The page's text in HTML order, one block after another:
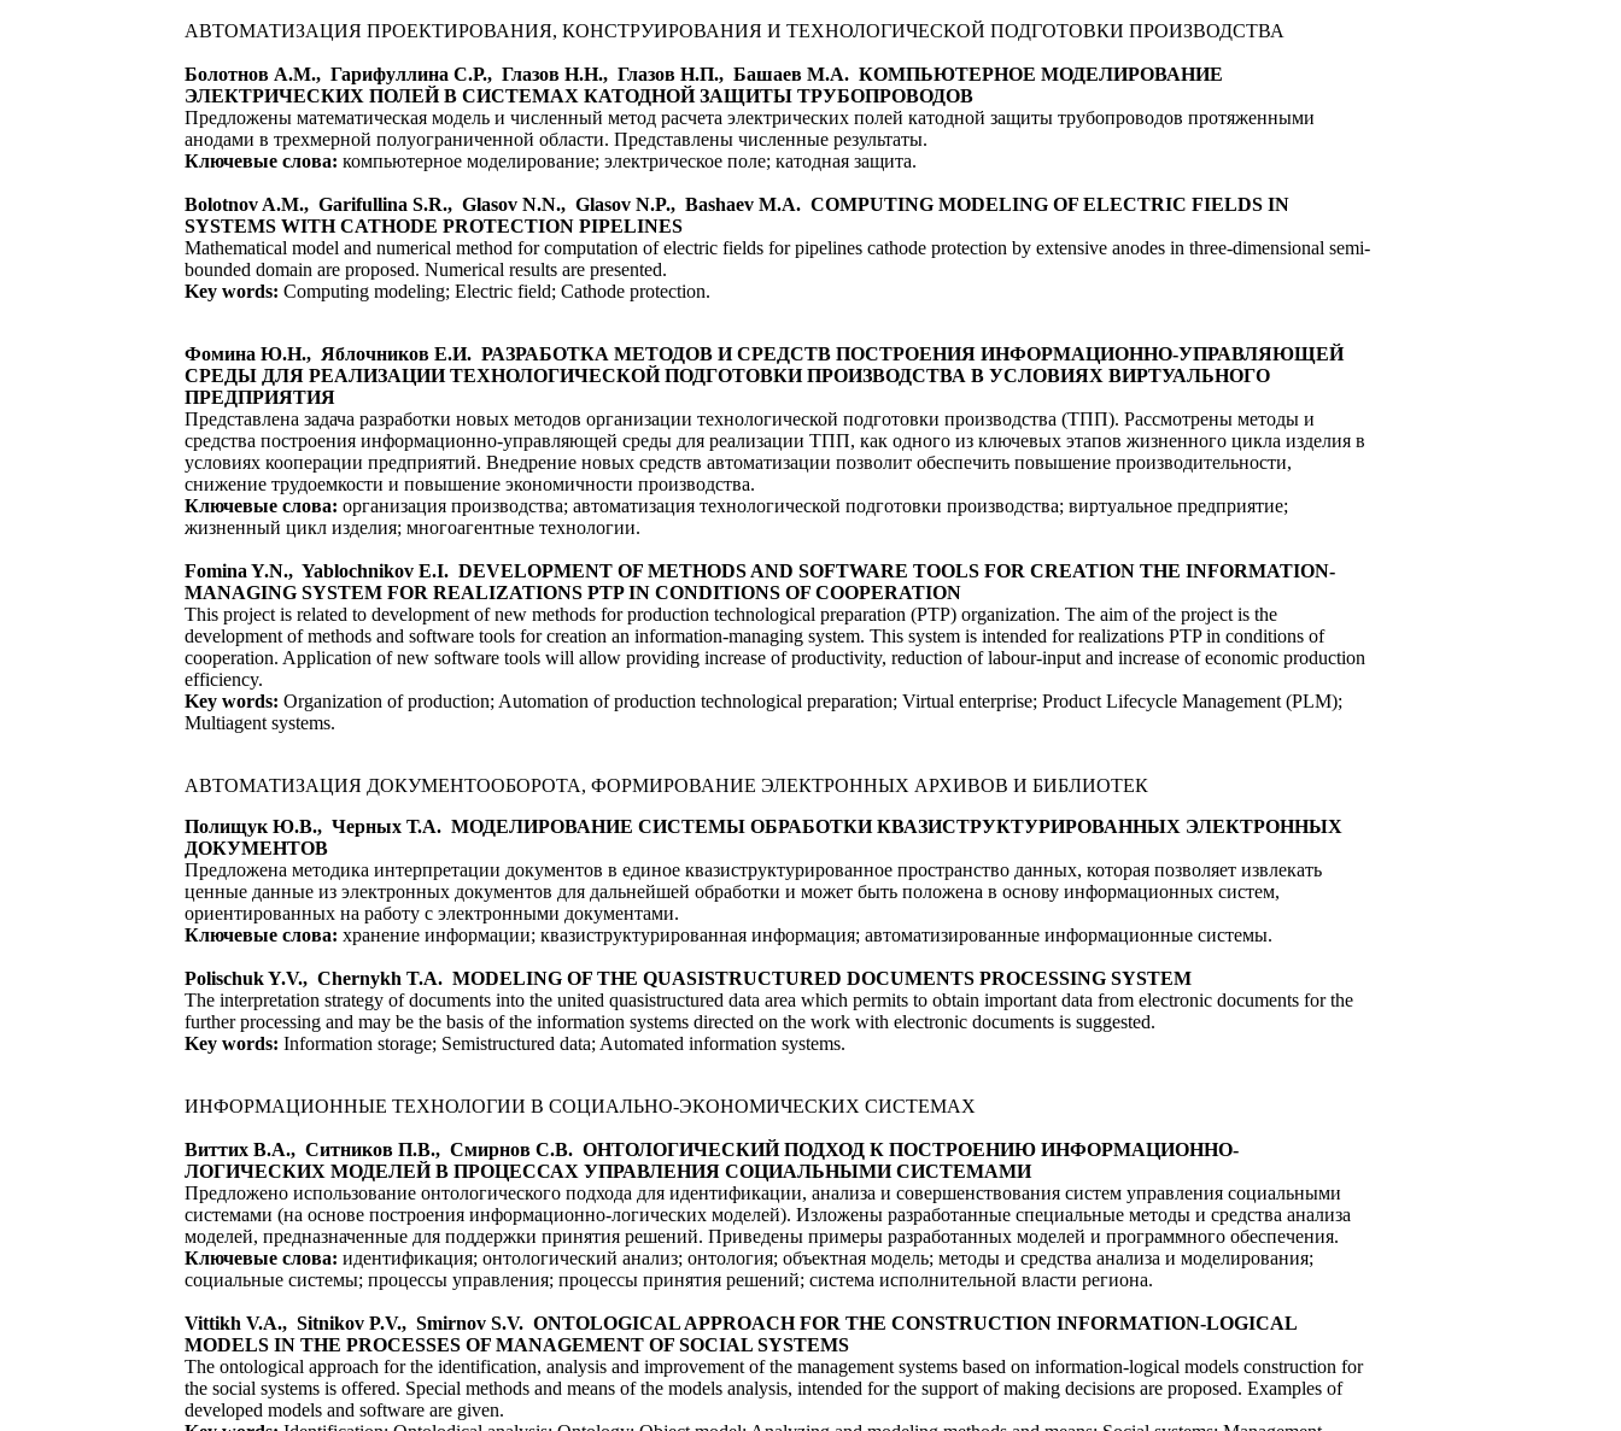
АВТОМАТИЗАЦИЯ ПРОЕКТИРОВАНИЯ, КОНСТРУИРОВАНИЯ И ТЕХНОЛОГИЧЕСКОЙ ПОДГОТОВКИ ПРОИЗВОДСТВА
Болотнов А.М., Гарифуллина С.Р., Глазов Н.Н., Глазов Н.П., Башаев М.А. КОМПЬЮТЕРНОЕ МОДЕЛИРОВАНИЕ
ЭЛЕКТРИЧЕСКИХ ПОЛЕЙ В СИСТЕМАХ КАТОДНОЙ ЗАЩИТЫ ТРУБОПРОВОДОВ
Предложены математическая модель и численный метод расчета электрических полей катодной защиты трубопроводов протяженными
анодами в трехмерной полуограниченной области. Представлены численные результаты.
Ключевые слова: компьютерное моделирование; электрическое поле; катодная защита.
Bolotnov A.M., Garifullina S.R., Glasov N.N., Glasov N.P., Bashaev M.A. COMPUTING MODELING OF ELECTRIC FIELDS IN
SYSTEMS WITH CATHODE PROTECTION PIPELINES
Mathematical model and numerical method for computation of electric fields for pipelines cathode protection by extensive anodes in three-dimensional semi-
bounded domain are proposed. Numerical results are presented.
Key words: Computing modeling; Electric field; Cathode protection.
Фомина Ю.Н., Яблочников Е.И. РАЗРАБОТКА МЕТОДОВ И СРЕДСТВ ПОСТРОЕНИЯ ИНФОРМАЦИОННО-УПРАВЛЯЮЩЕЙ
СРЕДЫ ДЛЯ РЕАЛИЗАЦИИ ТЕХНОЛОГИЧЕСКОЙ ПОДГОТОВКИ ПРОИЗВОДСТВА В УСЛОВИЯХ ВИРТУАЛЬНОГО
ПРЕДПРИЯТИЯ
Представлена задача разработки новых методов организации технологической подготовки производства (ТПП). Рассмотрены методы и
средства построения информационно-управляющей среды для реализации ТПП, как одного из ключевых этапов жизненного цикла изделия в
условиях кооперации предприятий. Внедрение новых средств автоматизации позволит обеспечить повышение производительности,
снижение трудоемкости и повышение экономичности производства.
Ключевые слова: организация производства; автоматизация технологической подготовки производства; виртуальное предприятие;
жизненный цикл изделия; многоагентные технологии.
Fomina Y.N., Yablochnikov E.I. DEVELOPMENT OF METHODS AND SOFTWARE TOOLS FOR CREATION THE INFORMATION-
MANAGING SYSTEM FOR REALIZATIONS PTP IN CONDITIONS OF COOPERATION
This project is related to development of new methods for production technological preparation (PTP) organization. The aim of the project is the
development of methods and software tools for creation an information-managing system. This system is intended for realizations PTP in conditions of
cooperation. Application of new software tools will allow providing increase of productivity, reduction of labour-input and increase of economic production
efficiency.
Key words: Organization of production; Automation of production technological preparation; Virtual enterprise; Product Lifecycle Management (PLM);
Multiagent systems.
АВТОМАТИЗАЦИЯ ДОКУМЕНТООБОРОТА, ФОРМИРОВАНИЕ ЭЛЕКТРОННЫХ АРХИВОВ И БИБЛИОТЕК
Полищук Ю.В., Черных Т.А. МОДЕЛИРОВАНИЕ СИСТЕМЫ ОБРАБОТКИ КВАЗИСТРУКТУРИРОВАННЫХ ЭЛЕКТРОННЫХ
ДОКУМЕНТОВ
Предложена методика интерпретации документов в единое квазиструктурированное пространство данных, которая позволяет извлекать
ценные данные из электронных документов для дальнейшей обработки и может быть положена в основу информационных систем,
ориентированных на работу с электронными документами.
Ключевые слова: хранение информации; квазиструктурированная информация; автоматизированные информационные системы.
Polisсhuk Y.V., Chernykh T.A. MODELING OF THE QUASISTRUCTURED DOCUMENTS PROCESSING SYSTEM
The interpretation strategy of documents into the united quasistructured data area which permits to obtain important data from electronic documents for the
further processing and may be the basis of the information systems directed on the work with electronic documents is suggested.
Key words: Information storage; Semistructured data; Automated information systems.
ИНФОРМАЦИОННЫЕ ТЕХНОЛОГИИ В СОЦИАЛЬНО-ЭКОНОМИЧЕСКИХ СИСТЕМАХ
Виттих В.А., Ситников П.В., Смирнов С.В. ОНТОЛОГИЧЕСКИЙ ПОДХОД К ПОСТРОЕНИЮ ИНФОРМАЦИОННО-
ЛОГИЧЕСКИХ МОДЕЛЕЙ В ПРОЦЕССАХ УПРАВЛЕНИЯ СОЦИАЛЬНЫМИ СИСТЕМАМИ
Предложено использование онтологического подхода для идентификации, анализа и совершенствования систем управления социальными
системами (на основе построения информационно-логических моделей). Изложены разработанные специальные методы и средства анализа
моделей, предназначенные для поддержки принятия решений. Приведены примеры разработанных моделей и программного обеспечения.
Ключевые слова: идентификация; онтологический анализ; онтология; объектная модель; методы и средства анализа и моделирования;
социальные системы; процессы управления; процессы принятия решений; система исполнительной власти региона.
Vittikh V.A., Sitnikov P.V., Smirnov S.V. ONTOLOGICAL APPROACH FOR THE CONSTRUCTION INFORMATION-LOGICAL
MODELS IN THE PROCESSES OF MANAGEMENT OF SOCIAL SYSTEMS
The ontological approach for the identification, analysis and improvement of the management systems based on information-logical models construction for
the social systems is offered. Special methods and means of the models analysis, intended for the support of making decisions are proposed. Examples of
developed models and software are given.